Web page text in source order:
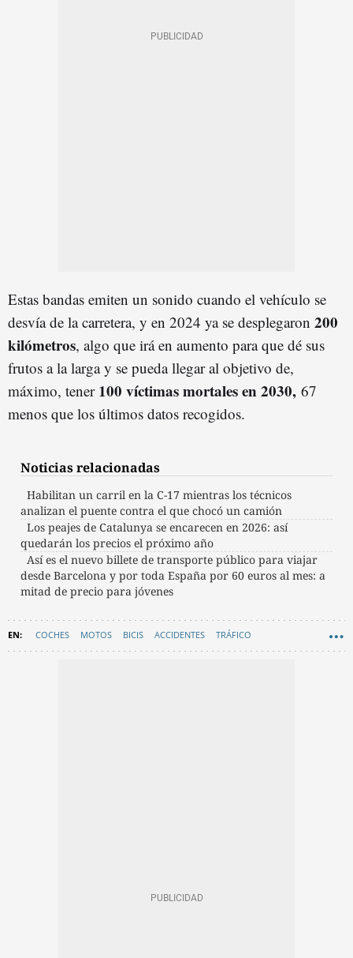
Estas bandas emiten un sonido cuando el vehículo se
desvía de la carretera, y en 2024 ya se desplegaron 200
kilómetros, algo que irá en aumento para que dé sus
frutos a la larga y se pueda llegar al objetivo de,
máximo, tener 100 víctimas mortales en 2030, 67
menos que los últimos datos recogidos.
Noticias relacionadas
Habilitan un carril en la C-17 mientras los técnicos
analizan el puente contra el que chocó un camión
Los peajes de Catalunya se encarecen en 2026: así
quedarán los precios el próximo año
Así es el nuevo billete de transporte público para viajar
desde Barcelona y por toda España por 60 euros al mes: a
mitad de precio para jóvenes
COCHES MOTOS BICIS ACCIDENTES TRÁFICO